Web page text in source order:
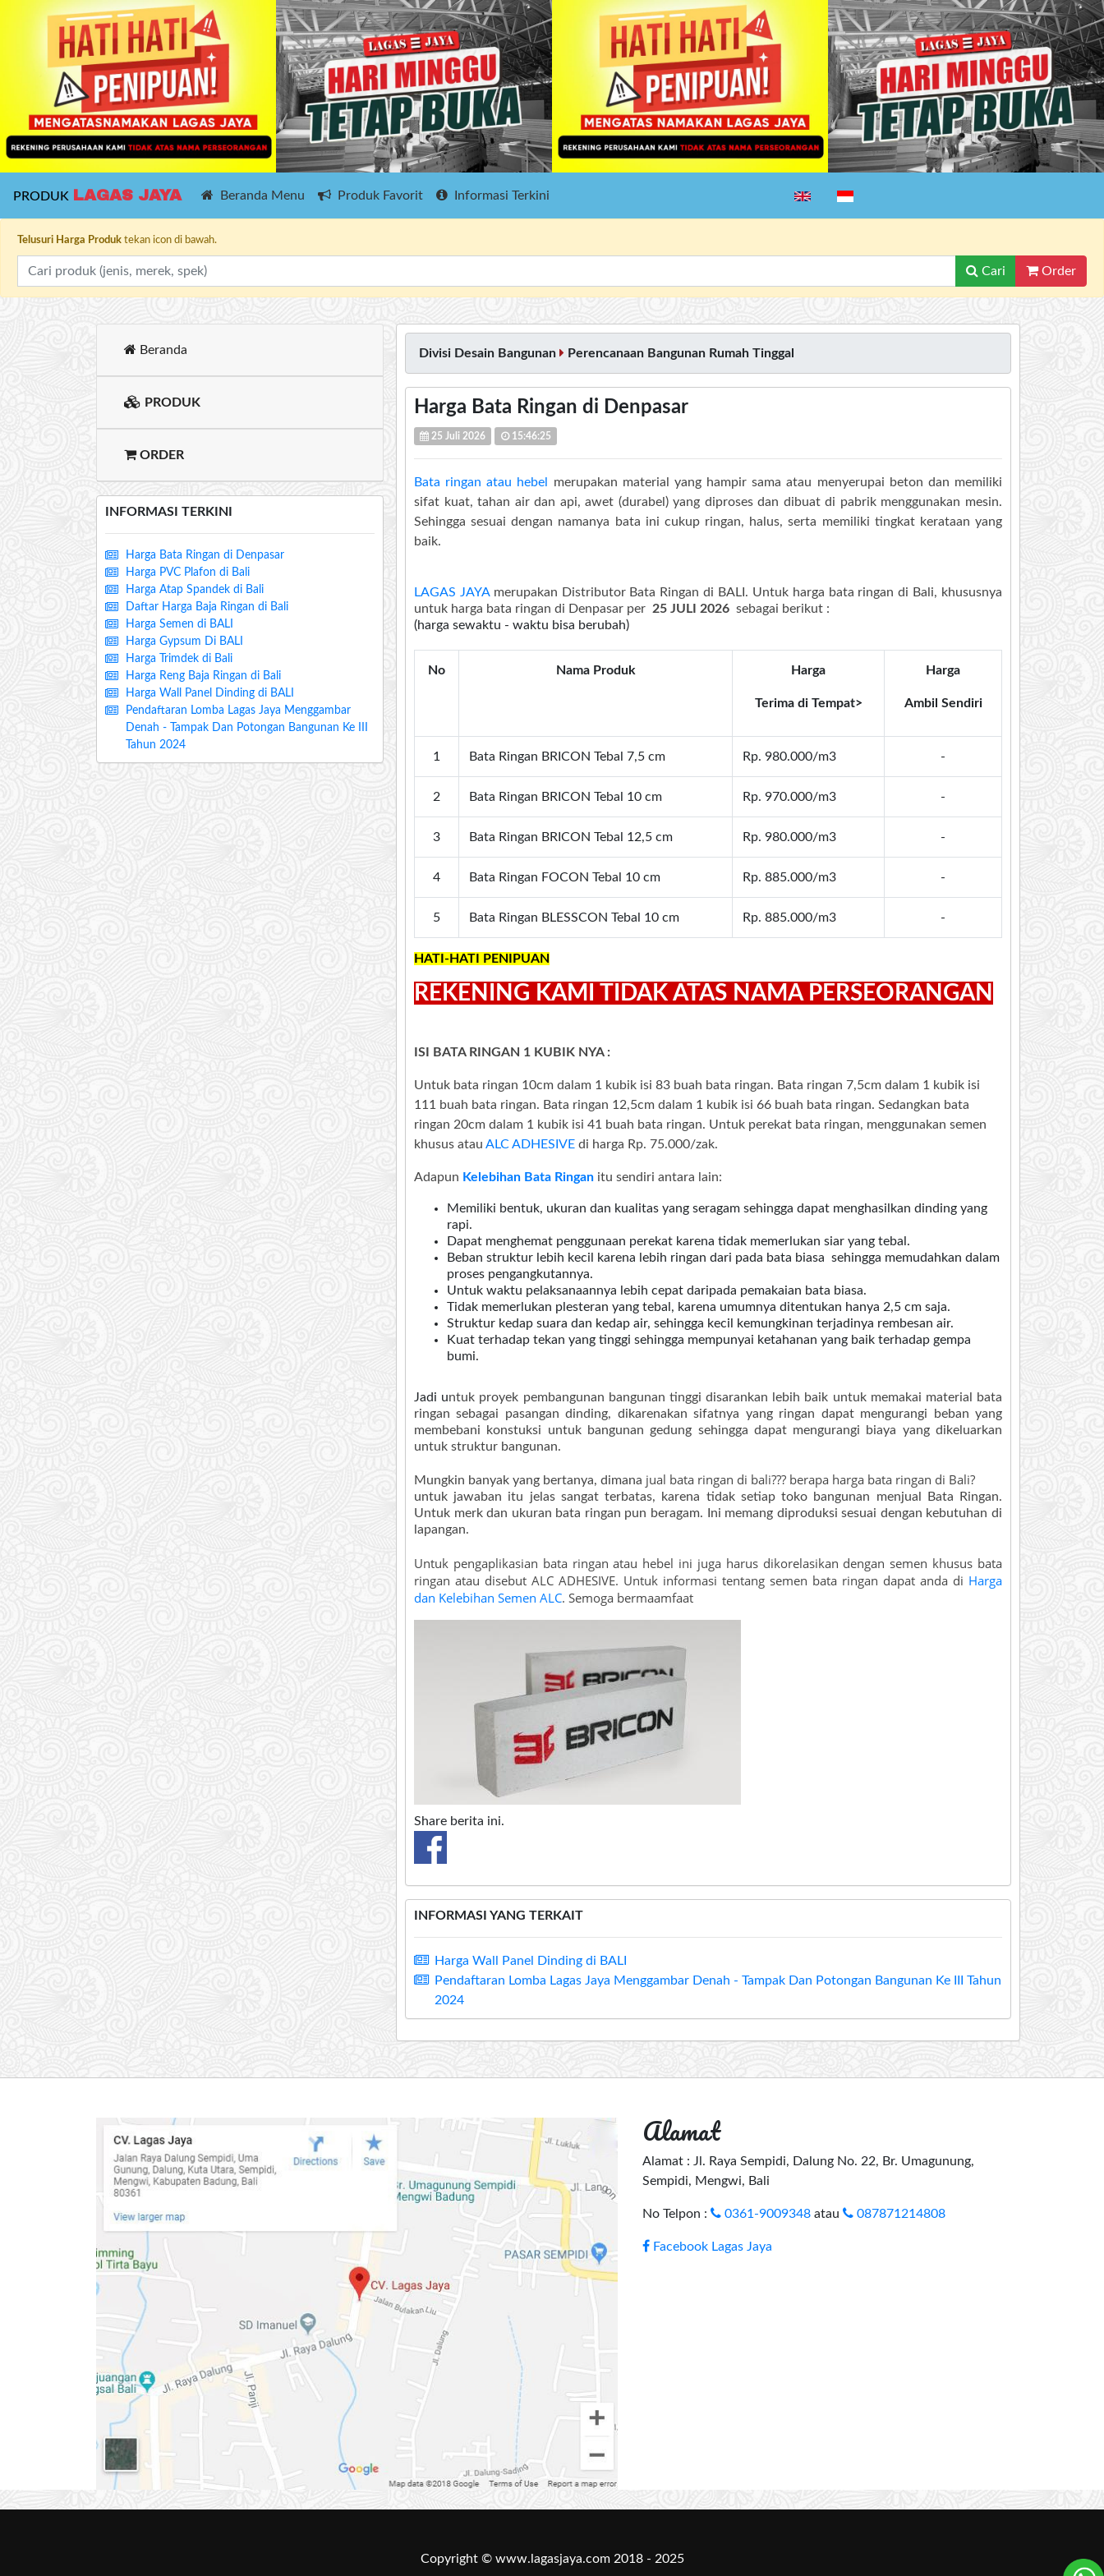
PRODUK LAGAS JAYA Beranda Menu Produk Favorit Informasi Terkini
Telusuri Harga Produk tekan icon di bawah.
Cari Order
Beranda
PRODUK
ORDER
INFORMASI TERKINI
Harga Bata Ringan di Denpasar
Harga PVC Plafon di Bali
Harga Atap Spandek di Bali
Daftar Harga Baja Ringan di Bali
Harga Semen di BALI
Harga Gypsum Di BALI
Harga Trimdek di Bali
Harga Reng Baja Ringan di Bali
Harga Wall Panel Dinding di BALI
Pendaftaran Lomba Lagas Jaya Menggambar
Denah - Tampak Dan Potongan Bangunan Ke III
Tahun 2024
Divisi Desain Bangunan Perencanaan Bangunan Rumah Tinggal
Harga Bata Ringan di Denpasar
25 Juli 2026 15:46:25
Bata ringan atau hebel merupakan material yang hampir sama atau menyerupai beton dan memiliki
sifat kuat, tahan air dan api, awet (durabel) yang diproses dan dibuat di pabrik menggunakan mesin.
Sehingga sesuai dengan namanya bata ini cukup ringan, halus, serta memiliki tingkat kerataan yang
baik.
LAGAS JAYAmerupakan Distributor Bata Ringan di BALI. Untuk harga bata ringan di Bali, khususnya
untuk harga bata ringan di Denpasar per 25 JULI 2026 sebagai berikut :
(harga sewaktu - waktu bisa berubah)
No Nama Produk Harga
Terima di Tempat>
Harga
Ambil Sendiri
1 Bata Ringan BRICON Tebal 7,5 cm Rp. 980.000/m3 -
2 Bata Ringan BRICON Tebal 10 cm Rp. 970.000/m3 -
3 Bata Ringan BRICON Tebal 12,5 cm Rp. 980.000/m3 -
4 Bata Ringan FOCON Tebal 10 cm Rp. 885.000/m3 -
5 Bata Ringan BLESSCON Tebal 10 cm Rp. 885.000/m3 -
HATI-HATI PENIPUAN
REKENING KAMI TIDAK ATAS NAMA PERSEORANGAN
ISI BATA RINGAN 1 KUBIK NYA :
Untuk bata ringan 10cm dalam 1 kubik isi 83 buah bata ringan. Bata ringan 7,5cm dalam 1 kubik isi
111 buah bata ringan. Bata ringan 12,5cm dalam 1 kubik isi 66 buah bata ringan. Sedangkan bata
ringan 20cm dalam 1 kubik isi 41 buah bata ringan. Untuk perekat bata ringan, menggunakan semen
khusus atau ALC ADHESIVE di harga Rp. 75.000/zak.
Adapun Kelebihan Bata Ringan itu sendiri antara lain:
Memiliki bentuk, ukuran dan kualitas yang seragam sehingga dapat menghasilkan dinding yang
rapi.
Dapat menghemat penggunaan perekat karena tidak memerlukan siar yang tebal.
Beban struktur lebih kecil karena lebih ringan dari pada bata biasa sehingga memudahkan dalam
proses pengangkutannya.
Untuk waktu pelaksanaannya lebih cepat daripada pemakaian bata biasa.
Tidak memerlukan plesteran yang tebal, karena umumnya ditentukan hanya 2,5 cm saja.
Struktur kedap suara dan kedap air, sehingga kecil kemungkinan terjadinya rembesan air.
Kuat terhadap tekan yang tinggi sehingga mempunyai ketahanan yang baik terhadap gempa
bumi.
Jadi untuk proyek pembangunan bangunan tinggi disarankan lebih baik untuk memakai material bata
ringan sebagai pasangan dinding, dikarenakan sifatnya yang ringan dapat mengurangi beban yang
membebani konstuksi untuk bangunan gedung sehingga dapat mengurangi biaya yang dikeluarkan
untuk struktur bangunan.
Mungkin banyak yang bertanya, dimana jual bata ringan di bali??? berapa harga bata ringan di Bali?
untuk jawaban itu jelas sangat terbatas, karena tidak setiap toko bangunan menjual Bata Ringan.
Untuk merk dan ukuran bata ringan pun beragam. Ini memang diproduksi sesuai dengan kebutuhan di
lapangan.
Untuk pengaplikasian bata ringan atau hebel ini juga harus dikorelasikan dengan semen khusus bata
ringan atau disebut ALC ADHESIVE. Untuk informasi tentang semen bata ringan dapat anda di Harga
dan Kelebihan Semen ALC. Semoga bermaamfaat
Share berita ini.
INFORMASI YANG TERKAIT
Harga Wall Panel Dinding di BALI
Pendaftaran Lomba Lagas Jaya Menggambar Denah - Tampak Dan Potongan Bangunan Ke III Tahun
2024
Alamat
Alamat : Jl. Raya Sempidi, Dalung No. 22, Br. Umagunung,
Sempidi, Mengwi, Bali
No Telpon : 0361-9009348 atau 087871214808
Facebook Lagas Jaya
Copyright © www.lagasjaya.com 2018 - 2025